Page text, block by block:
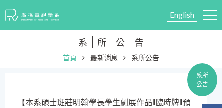
English
系 所 公 告
首頁 最新消息 系所公告
系所
公告
​【本系碩士班莊明翰學長學生劇展作品‖臨時牌‖預